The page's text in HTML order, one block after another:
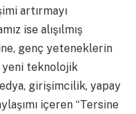
artırmayı
ise alışılmış
genç yeteneklerin
yeni teknolojik
girişimcilik, yapay
içeren “Tersine